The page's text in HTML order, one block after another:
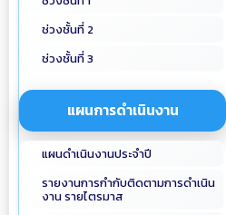
ช่วงชั้นที่ 2
ช่วงชั้นที่ 3
แผนการดำเนินงาน
แผนดำเนินงานประจำปี
รายงานการกำกับติดตามการดำเนิน
งาน รายไตรมาส